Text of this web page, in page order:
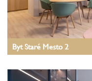
Byt Staré Mesto 2